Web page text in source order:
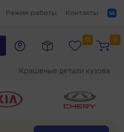
Режим работы Контакты
0 0
Крашеные детали кузова